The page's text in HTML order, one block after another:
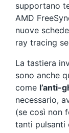
supportano
AMD
nuove
ray tracing
La tastiera
sono anche
come l’anti-
necessario,
(se così non
tanti pulsanti